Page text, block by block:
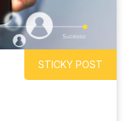
STICKY POST